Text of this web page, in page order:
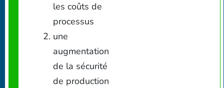
les coûts de
processus
une
augmentation
de la sécurité
de production